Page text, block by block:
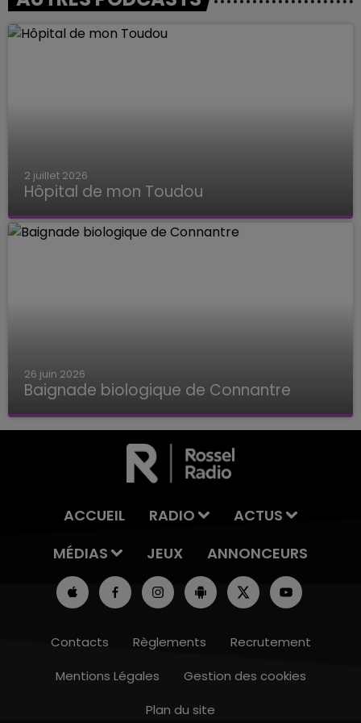
7h00 - 12h00
2 juillet 2026
Hôpital de mon Toudou
Hôpital de mon Toudou
26 juin 2026
Baignade biologique de Connantre
Baignade biologique de Connantre
ACCUEIL RADIO
ACTUS
MÉDIAS
JEUX ANNONCEURS
Contacts Règlements
Recrutement
Mentions Légales
Gestion des cookies
Plan du site